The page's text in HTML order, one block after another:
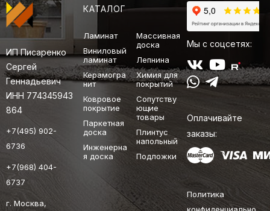
ИП Писаренко
Сергей
Геннадьевич
ИНН 774345943
864
+7(495) 902-
6736
+7(968) 404-
6737
г. Москва,
КАТАЛОГ
Ламинат
Виниловый
ламинат
Керамогра
нит
Ковровое
покрытие
Паркетная
доска
Инженерна
я доска
Массивная
доска
Лепнина
Химия для
покрытий
Сопутству
ющие
товары
Плинтус
напольный
Подложки
Мы с соцсетях:
Оплачивайте
заказы:
Политика